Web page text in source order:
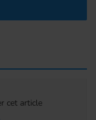
cet article